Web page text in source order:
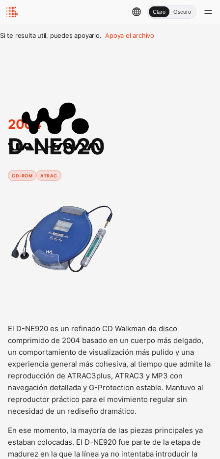
Claro Oscuro
Si te resulta util, puedes apoyarlo. Apoya el archivo
2004
D-NE920
CD-ROM ATRAC
El D-NE920 es un refinado CD Walkman de disco
comprimido de 2004 basado en un cuerpo más delgado,
un comportamiento de visualización más pulido y una
experiencia general más cohesiva, al tiempo que admite la
reproducción de ATRAC3plus, ATRAC3 y MP3 con
navegación detallada y G-Protection estable. Mantuvo al
reproductor práctico para el movimiento regular sin
necesidad de un rediseño dramático.
En ese momento, la mayoría de las piezas principales ya
estaban colocadas. El D-NE920 fue parte de la etapa de
madurez en la que la línea ya no intentaba introducir la